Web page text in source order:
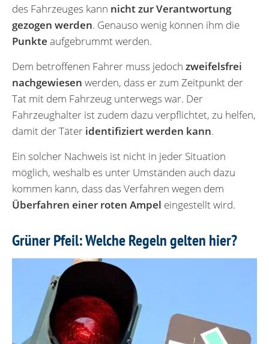
des Fahrzeuges kann nicht zur Verantwortung
gezogen werden. Genauso wenig können ihm die
Punkte aufgebrummt werden.
Dem betroffenen Fahrer muss jedoch zweifelsfrei
nachgewiesen werden, dass er zum Zeitpunkt der
Tat mit dem Fahrzeug unterwegs war. Der
Fahrzeughalter ist zudem dazu verpflichtet, zu helfen,
damit der Täter identifiziert werden kann.
Ein solcher Nachweis ist nicht in jeder Situation
möglich, weshalb es unter Umständen auch dazu
kommen kann, dass das Verfahren wegen dem
Überfahren einer roten Ampel eingestellt wird.
Grüner Pfeil: Welche Regeln gelten hier?